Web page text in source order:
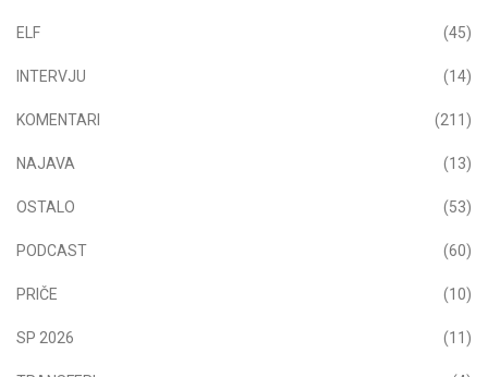
ELF (45)
INTERVJU (14)
KOMENTARI (211)
NAJAVA (13)
OSTALO (53)
PODCAST (60)
PRIČE (10)
SP 2026 (11)